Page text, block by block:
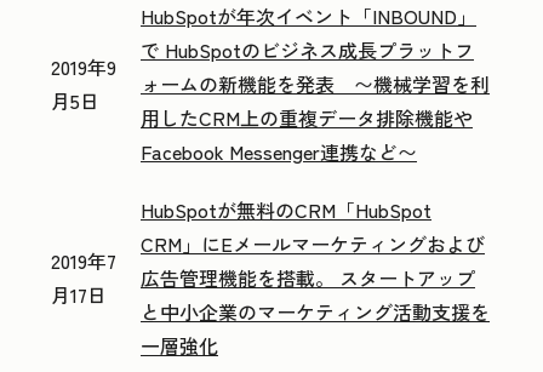
2019年9
月5日
HubSpotが年次イベント「INBOUND」
で HubSpotのビジネス成長プラットフ
ォームの新機能を発表 〜機械学習を利
用したCRM上の重複データ排除機能や
Facebook Messenger連携など〜
2019年7
月17日
HubSpotが無料のCRM「HubSpot
CRM」にEメールマーケティングおよび
広告管理機能を搭載。 スタートアップ
と中小企業のマーケティング活動支援を
一層強化